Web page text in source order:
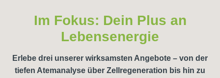
Im Fokus: Dein Plus an
Lebensenergie
Erlebe drei unserer wirksamsten Angebote – von der
tiefen Atemanalyse über Zellregeneration bis hin zu